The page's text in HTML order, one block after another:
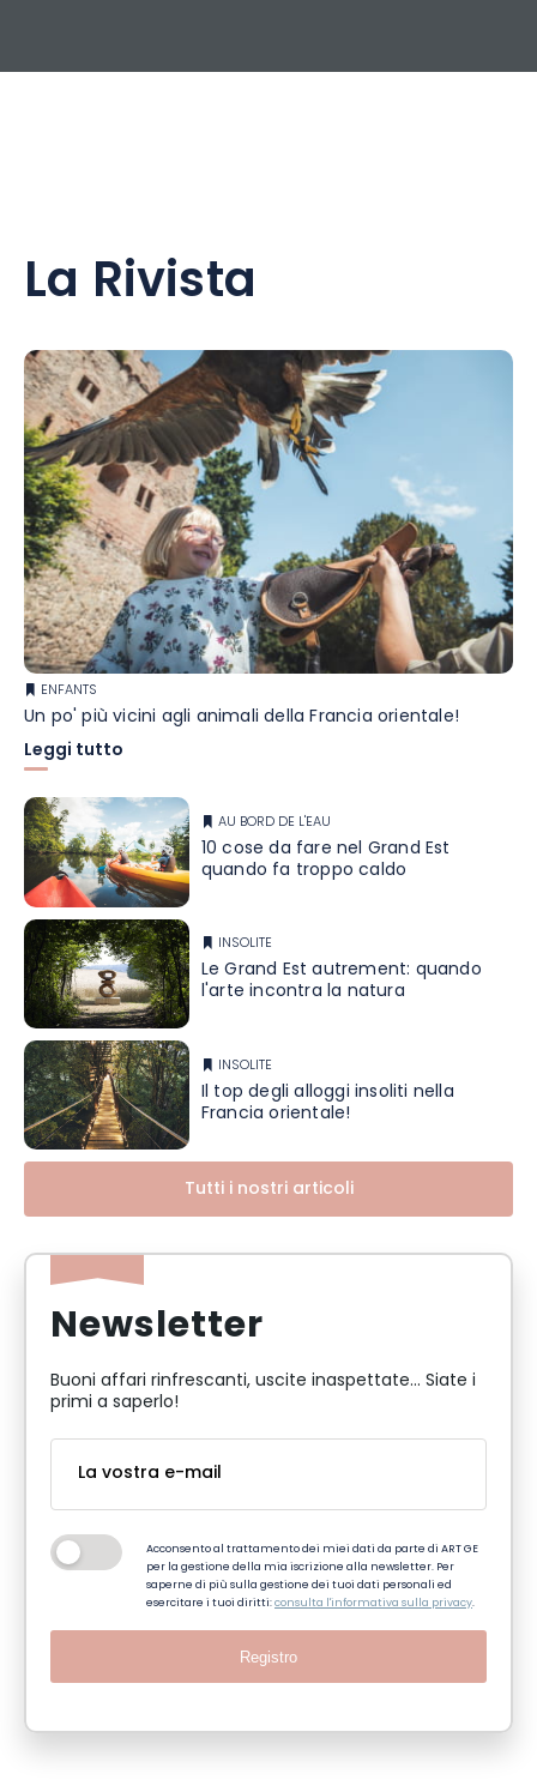
La Rivista
ENFANTS
Un po' più vicini agli animali della Francia orientale!
Leggi tutto
AU BORD DE L'EAU
10 cose da fare nel Grand Est
quando fa troppo caldo
INSOLITE
Le Grand Est autrement: quando
l'arte incontra la natura
INSOLITE
Il top degli alloggi insoliti nella
Francia orientale!
Tutti i nostri articoli
Newsletter
Buoni affari rinfrescanti, uscite inaspettate... Siate i
primi a saperlo!
Acconsento al trattamento dei miei dati da parte di ART GE
per la gestione della mia iscrizione alla newsletter. Per
saperne di più sulla gestione dei tuoi dati personali ed
esercitare i tuoi diritti:consulta l'informativa sulla privacy.
Registro